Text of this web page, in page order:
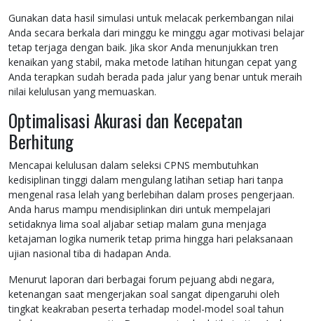
Gunakan data hasil simulasi untuk melacak perkembangan nilai
Anda secara berkala dari minggu ke minggu agar motivasi belajar
tetap terjaga dengan baik. Jika skor Anda menunjukkan tren
kenaikan yang stabil, maka metode latihan hitungan cepat yang
Anda terapkan sudah berada pada jalur yang benar untuk meraih
nilai kelulusan yang memuaskan.
Optimalisasi Akurasi dan Kecepatan
Berhitung
Mencapai kelulusan dalam seleksi CPNS membutuhkan
kedisiplinan tinggi dalam mengulang latihan setiap hari tanpa
mengenal rasa lelah yang berlebihan dalam proses pengerjaan.
Anda harus mampu mendisiplinkan diri untuk mempelajari
setidaknya lima soal aljabar setiap malam guna menjaga
ketajaman logika numerik tetap prima hingga hari pelaksanaan
ujian nasional tiba di hadapan Anda.
Menurut laporan dari berbagai forum pejuang abdi negara,
ketenangan saat mengerjakan soal sangat dipengaruhi oleh
tingkat keakraban peserta terhadap model-model soal tahun